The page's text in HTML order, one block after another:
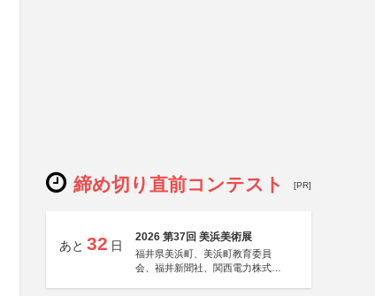
締め切り直前コンテスト [PR]
あと 32 日
2026 第37回 美浜美術展
福井県美浜町、美浜町教育委員
会、福井新聞社、関西電力株式会